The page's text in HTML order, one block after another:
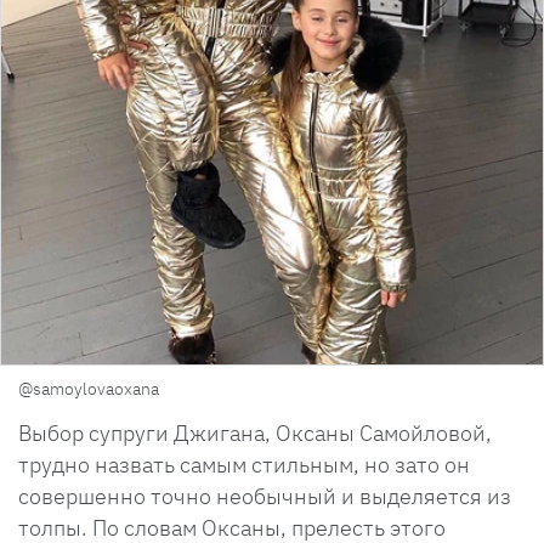
@samoylovaoxana
Выбор супруги Джигана, Оксаны Самойловой,
трудно назвать самым стильным, но зато он
совершенно точно необычный и выделяется из
толпы. По словам Оксаны, прелесть этого